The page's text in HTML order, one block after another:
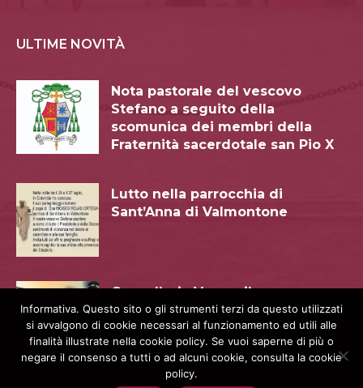
ULTIME NOVITÀ
Nota pastorale del vescovo
Stefano a seguito della
scomunica dei membri della
Fraternità sacerdotale san Pio X
Lutto nella parrocchia di
Sant’Anna di Valmontone
Cancelleria Vescovile e
Protocollo Matrimoni: pausa
estiva dal 18.08 al 7.09. 2026
Informativa. Questo sito o gli strumenti terzi da questo utilizzati
si avvalgono di cookie necessari al funzionamento ed utili alle
finalità illustrate nella cookie policy. Se vuoi saperne di più o
negare il consenso a tutti o ad alcuni cookie, consulta la cookie
policy.